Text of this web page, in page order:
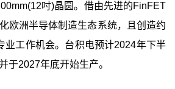
吋)晶圆。借由先进的FinFET
欧洲半导体制造生态系统，且创造约
业工作机会。台积电预计2024年下半
于2027年底开始生产。